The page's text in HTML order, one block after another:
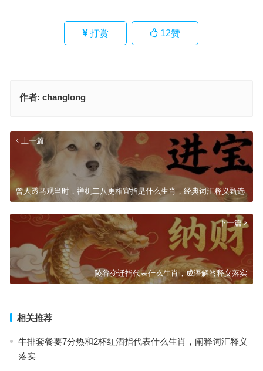
打赏 12赞
作者: changlong
上一篇
曾人透马观当时，禅机二八更相宜指是什么生肖，经典词汇释义甄选
下一篇
陵谷变迁指代表什么生肖，成语解答释义落实
相关推荐
牛排套餐要7分热和2杯红酒指代表什么生肖，阐释词汇释义
落实